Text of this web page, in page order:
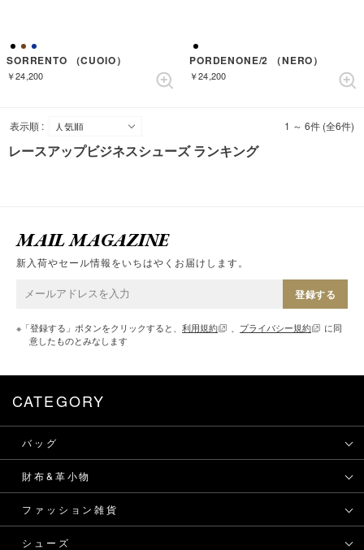
SORRENTO （CUOIO）
￥24,200
PORDENONE/2 （NERO）
￥24,200
表示順 : 1 ～ 6件 (全6件)
レースアップビジネスシューズ ランキング
MAIL MAGAZINE
新入荷やセール情報をいちはやくお届けします。
登録する
※「登録する」ボタンをクリックすると、 利用規約 プライバシー規約
に同
意したものとみなします
CATEGORY
バッグ
財布&革小物
ファッション雑貨
シューズ